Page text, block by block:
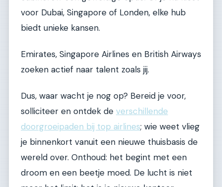
voor Dubai, Singapore of Londen, elke hub
biedt unieke kansen.
Emirates, Singapore Airlines en British Airways
zoeken actief naar talent zoals jij.
Dus, waar wacht je nog op? Bereid je voor,
solliciteer en ontdek de verschillende
doorgroeipaden bij top airlines; wie weet vlieg
je binnenkort vanuit een nieuwe thuisbasis de
wereld over. Onthoud: het begint met een
droom en een beetje moed. De lucht is niet